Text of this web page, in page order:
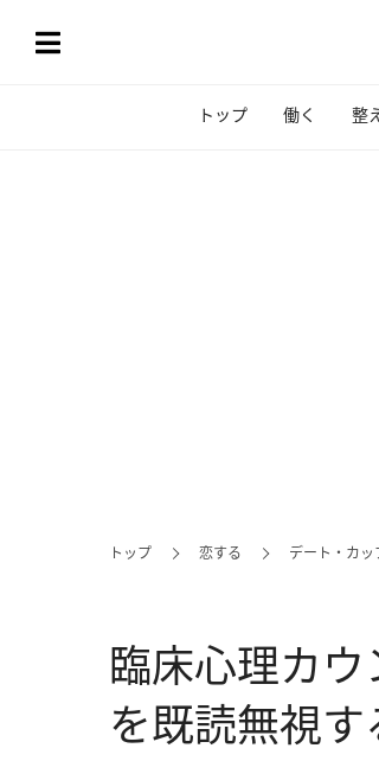
トップ 働く 整
トップ 恋する デート・カッ
臨床心理カ
を既読無視